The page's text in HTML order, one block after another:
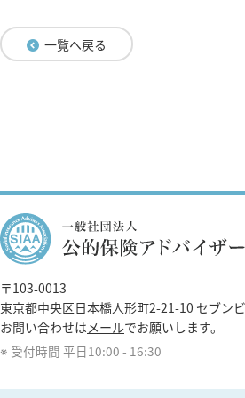
一覧へ戻る
〒103-0013
東京都中央区日本橋人形町2-21-10 セブン
お問い合わせは メールでお願いします。
受付時間 平日10:00 - 16:30